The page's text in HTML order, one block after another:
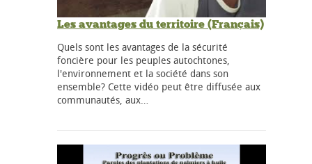
Les avantages du territoire (Français)
Quels sont les avantages de la sécurité
foncière pour les peuples autochtones,
l'environnement et la société dans son
ensemble? Cette vidéo peut être diffusée aux
communautés, aux…